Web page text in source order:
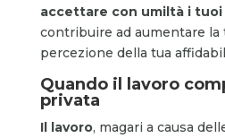
accettare con umiltà i
contribuire ad aumentare la
percezione della tua
Quando il lavoro
privata
Il lavoro, magari a causa